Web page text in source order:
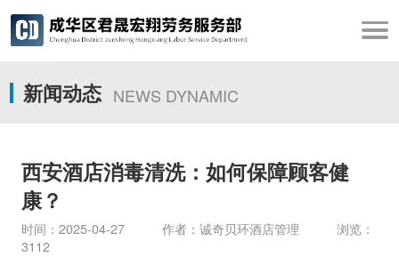
新闻动态 NEWS DYNAMIC
西安酒店消毒清洗：如何保障顾客健
康？
时间：2025-04-27 作者：诚奇贝环酒店管理 浏览：
3112